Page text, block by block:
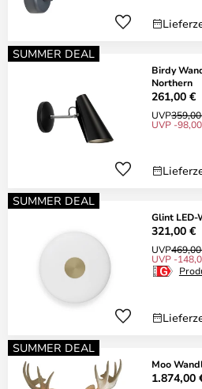
SUMMER DEAL
Birdy
Northern
261,00 €
UVP
UVP -
SUMMER DEAL
Glint LED-
321,00 €
UVP
UVP -
SUMMER DEAL
Moo
1.874,00